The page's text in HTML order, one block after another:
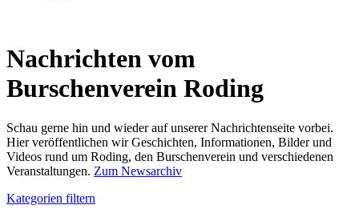
Nachrichten vom
Burschenverein Roding
Schau gerne hin und wieder auf unserer Nachrichtenseite vorbei.
Hier veröffentlichen wir Geschichten, Informationen, Bilder und
Videos rund um Roding, den Burschenverein und verschiedenen
Veranstaltungen. Zum Newsarchiv
Kategorien filtern